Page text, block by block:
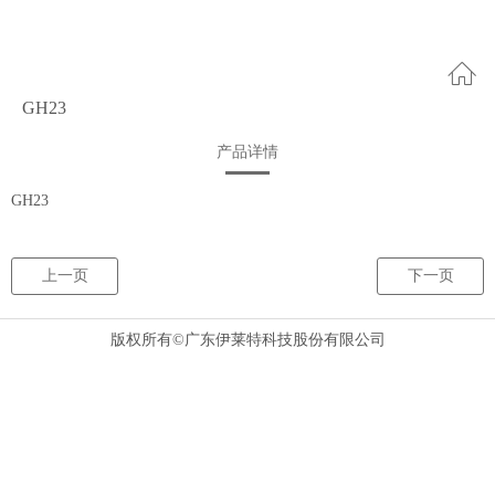
GH23
产品详情
GH23
上一页 下一页
版权所有©广东伊莱特科技股份有限公司